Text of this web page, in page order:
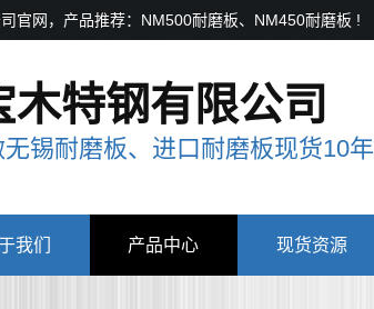
官网，产品推荐：NM500耐磨板、NM450耐磨板 !
木特钢有限公司
锡耐磨板、进口耐磨板现货10年
我们 产品中心 现货资源